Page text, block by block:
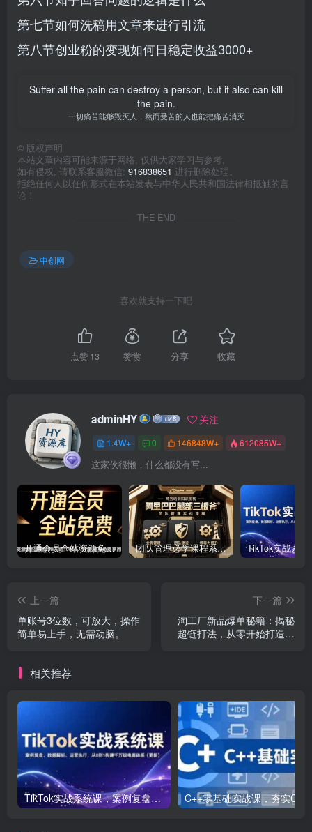
第七节如何洗稿用文章来进行引流
第八节创业粉的变现如何日稳定收益3000+
Suffer all the pain can destroy a person, but it also can kill
the pain.
一切痛苦能够毁灭人，然而受苦的人也能把痛苦消灭
© 版权声明
本站文章内容可能来源于网络, 仅供大家学习与参考,
如有侵权, 请联系客服微信: 916838651 进行删除处理。
拒绝任何人以任何形式在本站发表与中华人民共和国法律相抵触的言
论！
THE END
中创网
喜欢就支持一下吧
点赞13 赞赏 分享 收藏
adminHY 关注
1.4W+ 0 146848W+ 612085W+
这家伙很懒，什么都没有写...
开通会员全站资源免费下载 开通VIP会员 HY资源库 团队管理必学课程系列，阿里巴巴“腿部三板斧”
上一篇
单账号3位数，可放大，操作
简单易上手，无需动脑。
下一篇
淘工厂新品爆单秘籍：揭秘
超链打法，从零开始打造市
相关推荐
TikTok实战系统课，案例复盘、数据解析、运营执行，从0到1构建千万级电商体系（更新）